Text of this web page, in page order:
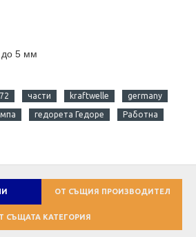
до 5 мм
части kraftwelle germany
гедорета Гедоре Работна
ОТ СЪЩИЯ ПРОИЗВОДИТЕЛ
СЪЩАТА КАТЕГОРИЯ